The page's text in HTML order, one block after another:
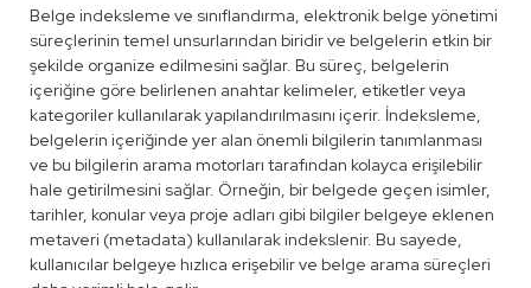
Belge indeksleme ve sınıflandırma, elektronik belge yönetimi
süreçlerinin temel unsurlarından biridir ve belgelerin etkin bir
şekilde organize edilmesini sağlar. Bu süreç, belgelerin
içeriğine göre belirlenen anahtar kelimeler, etiketler veya
kategoriler kullanılarak yapılandırılmasını içerir. İndeksleme,
belgelerin içeriğinde yer alan önemli bilgilerin tanımlanması
ve bu bilgilerin arama motorları tarafından kolayca erişilebilir
hale getirilmesini sağlar. Örneğin, bir belgede geçen isimler,
tarihler, konular veya proje adları gibi bilgiler belgeye eklenen
metaveri (metadata) kullanılarak indekslenir. Bu sayede,
kullanıcılar belgeye hızlıca erişebilir ve belge arama süreçleri